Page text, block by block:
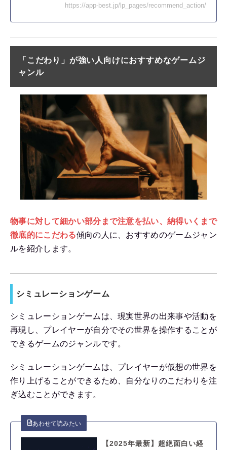
https://app-best.jp/lp_pages/recommend_action/
「こだわり」が強い人向けにおすすめなゲームジ
ャンル
物事に対して細かい部分まで注意を払い、納得いくまで
徹底的にこだわる傾向の人に、おすすめのゲームジャン
ルを紹介します。
シミュレーションゲーム
シミュレーションゲームは、現実世界の出来事や活動を
再現し、プレイヤーが自分でその世界を操作することが
できるゲームのジャンルです。
シミュレーションゲームは、プレイヤーが仮想の世界を
作り上げることができるため、自分なりのこだわりを注
ぎ込むことができます。
【2025年最新】超絶面白い経